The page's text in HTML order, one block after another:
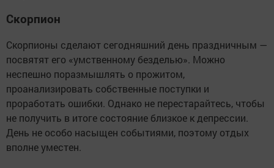
Скорпион
Скорпионы сделают сегодняшний день праздничным —
посвятят его «умственному безделью». Можно
неспешно поразмышлять о прожитом,
проанализировать собственные поступки и
проработать ошибки. Однако не перестарайтесь, чтобы
не получить в итоге состояние близкое к депрессии.
День не особо насыщен событиями, поэтому отдых
вполне уместен.